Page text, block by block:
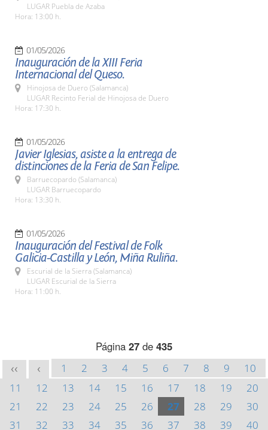
LUGAR Puebla de Azaba
Hora: 13:00 h.
01/05/2026
Inauguración de la XIII Feria
Internacional del Queso.
Hinojosa de Duero (Salamanca)
LUGAR Recinto Ferial de Hinojosa de Duero
Hora: 17:30 h.
01/05/2026
Javier Iglesias, asiste a la entrega de
distinciones de la Feria de San Felipe.
Barruecopardo (Salamanca)
LUGAR Barruecopardo
Hora: 13:30 h.
01/05/2026
Inauguración del Festival de Folk
Galicia-Castilla y León, Miña Ruliña.
Escurial de la Sierra (Salamanca)
LUGAR Escurial de la Sierra
Hora: 11:00 h.
Página 27 de 435
<< < 1 2 3 4 5 6 7 8 9
10
11
12 13 14 15 16 17 18 19
20
21
22 23 24 25 26 27 28 29
30
31
32 33 34 35 36 37 38 39
40